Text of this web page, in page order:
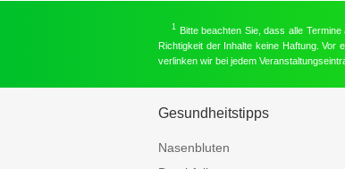
1 Bitte beachten Sie, dass alle
Richtigkeit der Inhalte keine Haftung. Vor
verlinken wir bei jedem
Gesundheitstipps
Nasenbluten